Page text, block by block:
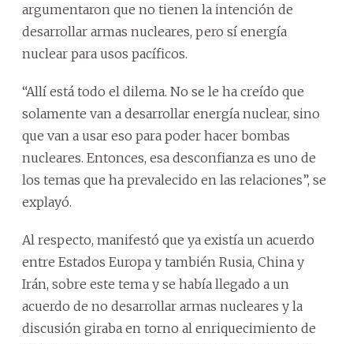
argumentaron que no tienen la intención de
desarrollar armas nucleares, pero sí energía
nuclear para usos pacíficos.
“Allí está todo el dilema. No se le ha creído que
solamente van a desarrollar energía nuclear, sino
que van a usar eso para poder hacer bombas
nucleares. Entonces, esa desconfianza es uno de
los temas que ha prevalecido en las relaciones”, se
explayó.
Al respecto, manifestó que ya existía un acuerdo
entre Estados Europa y también Rusia, China y
Irán, sobre este tema y se había llegado a un
acuerdo de no desarrollar armas nucleares y la
discusión giraba en torno al enriquecimiento de